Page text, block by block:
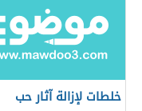
خلطات لإزالة آثار حب